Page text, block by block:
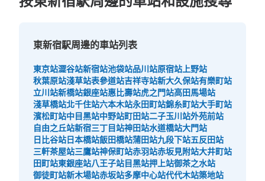
可保管的行李數
中等的:3/ ¥400小的:15 / ¥200
付款方式
查看此投幣式儲物櫃的位置
東新宿駅周邊的車站列表
東京站澀谷站新宿站池袋站品川站原宿站 上野站
秋葉原站淺草站表參道站吉祥寺站新大久保站有樂町站
立川站新橋站銀座站惠比壽站虎之門站高田馬場站
淺草橋站北千住站六本木站永田町站錦糸町站大手町站
濱松町站中目黑站中野站町田站二子玉川站外苑前站
自由之丘站新宿三丁目站神田站水道橋站大門站
日比谷站日本橋站飯田橋站蒲田站九段下站五反田站
三軒茶屋站三鷹站神保町站赤羽站赤坂見附站大井町站
田町站東銀座站八王子站目黑站押上站御茶之水站
御徒町站新木場站赤坂站多摩中心站代代木站築地站